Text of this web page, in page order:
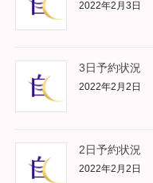
2022年2月3日
3日予約状況
2022年2月2日
2日予約状況
2022年2月2日